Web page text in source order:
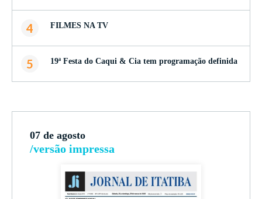
4 FILMES NA TV
5 19ª Festa do Caqui & Cia tem programação definida
07 de agosto
/versão impressa